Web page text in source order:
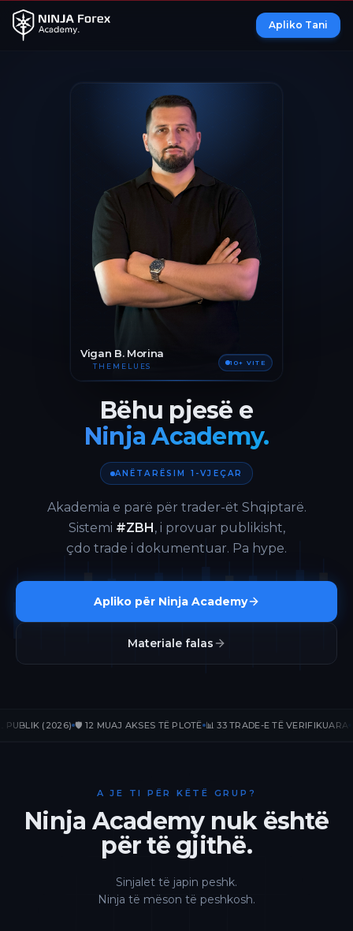
Apliko Tani
Vigan B. Morina
THEMELUES 10+ VITE
Bëhu pjesë e
Ninja Academy.
ANËTARËSIM 1-VJEÇAR
Akademia e parë për trader-ët Shqiptarë.
Sistemi #ZBH, i provuar publikisht,
çdo trade i dokumentuar. Pa hype.
Apliko për Ninja Academy
Materiale falas
(2026) 🛡️ 12 MUAJ AKSES TË PLOTË 📊 33 TRADE-E TË VERIFIKUARA 📈
A JE TI PËR KËTË GRUP?
Ninja Academy nuk është
për të gjithë.
Sinjalet të japin peshk.
Ninja të mëson të peshkosh.